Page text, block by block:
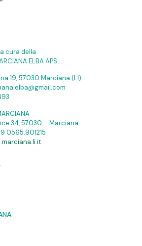
cura della
ELBA APS
19, 57030 Marciana (LI)
34, 57030 – Marciana
0565.901215